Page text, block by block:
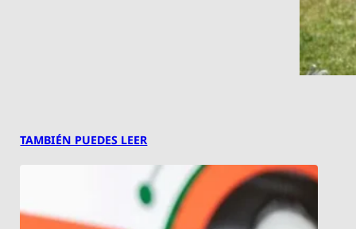
TAMBIÉN PUEDES LEER